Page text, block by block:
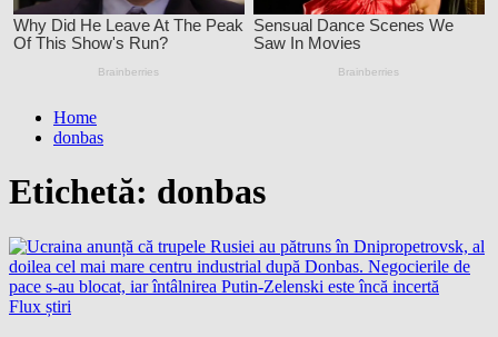
Home
donbas
Etichetă: donbas
Flux știri